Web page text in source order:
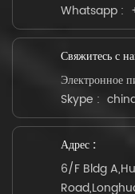
Whatsapp :
Свяжитесь с
Электронное
Skype :
Адрес :
6/F Bldg